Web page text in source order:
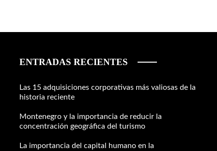
ENTRADAS RECIENTES
Las 15 adquisiciones corporativas más valiosas de la
historia reciente
Montenegro y la importancia de reducir la
concentración geográfica del turismo
La importancia del capital humano en la